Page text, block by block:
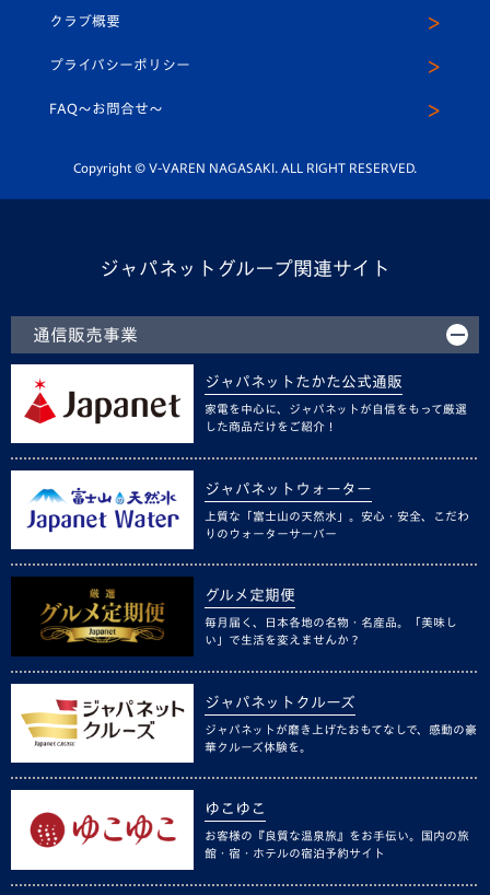
平和祈念活動
ホームタウン活動
スクール
ヴィヴィくんインスタグラム
公式LINE＠
クラブ概要
プライバシーポリシー
FAQ〜お問合せ〜
Copyright © V-VAREN NAGASAKI. ALL RIGHT RESERVED.
ジャパネットグループ関連サイト
通信販売事業
ジャパネットたかた公式通販
家電を中心に、ジャパネットが自信をもって厳選
した商品だけをご紹介！
ジャパネットウォーター
上質な「富士山の天然水」。安心・安全、こだわ
りのウォーターサーバー
グルメ定期便
毎月届く、日本各地の名物・名産品。「美味し
い」で生活を変えませんか？
ジャパネットクルーズ
ジャパネットが磨き上げたおもてなしで、感動の豪
華クルーズ体験を。
ゆこゆこ
お客様の『良質な温泉旅』をお手伝い。国内の旅
館・宿・ホテルの宿泊予約サイト